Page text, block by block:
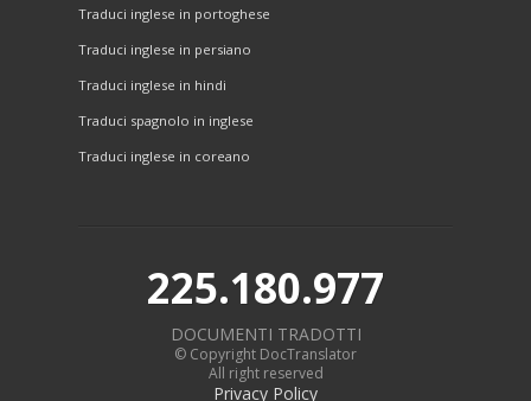
Traduci inglese in portoghese
Traduci inglese in persiano
Traduci inglese in hindi
Traduci spagnolo in inglese
Traduci inglese in coreano
225.180.977
DOCUMENTI TRADOTTI
© Copyright DocTranslator
All right reserved
Privacy Policy